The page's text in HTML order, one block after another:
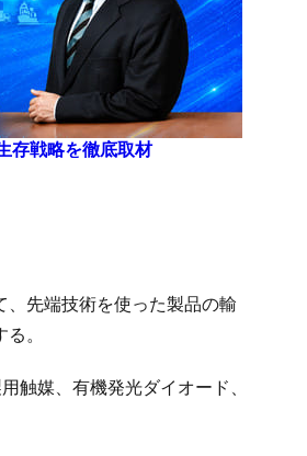
存戦略を徹底取材
先端技術を使った製品の輸
。
触媒、有機発光ダイオード、